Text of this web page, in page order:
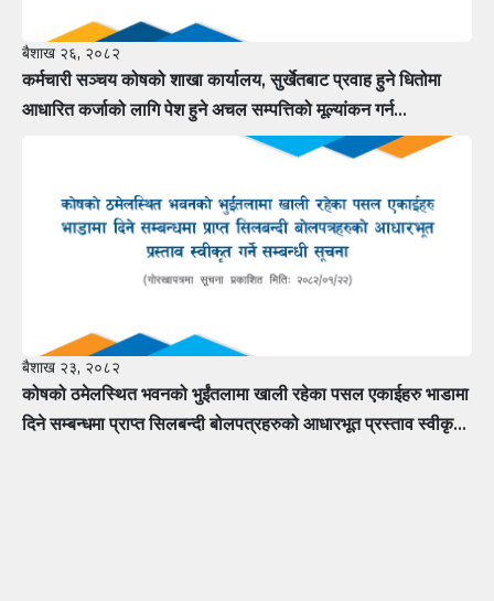
बैशाख २६, २०८२
कर्मचारी सञ्चय कोषको शाखा कार्यालय, सुर्खेतबाट प्रवाह हुने धितोमा
आधारित कर्जाको लागि पेश हुने अचल सम्पत्तिको मूल्यांकन गर्न
मूल्यांकनकर्तामा सूचीकरण हुन फर्म÷कम्पनीलाई आवेदन पेश गर्ने सम्बन्धी
बैशाख २३, २०८२
कोषको ठमेलस्थित भवनको भुईंतलामा खाली रहेका पसल एकाईहरु भाडामा
दिने सम्बन्धमा प्राप्त सिलबन्दी बोलपत्रहरुको आधारभूत प्रस्ताव स्वीकृत